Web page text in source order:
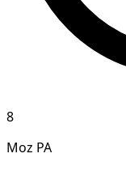
8
Moz PA